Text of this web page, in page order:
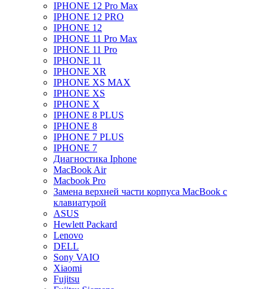
IPHONE 12 Pro Max
IPHONE 12 PRO
IPHONE 12
IPHONE 11 Pro Max
IPHONE 11 Pro
IPHONE 11
IPHONE XR
IPHONE XS MAX
IPHONE XS
IPHONE X
IPHONE 8 PLUS
IPHONE 8
IPHONE 7 PLUS
IPHONE 7
Диагностика Iphone
MacBook Air
Macbook Pro
Замена верхней части корпуса MacBook с
клавиатурой
ASUS
Hewlett Packard
Lenovo
DELL
Sony VAIO
Xiaomi
Fujitsu